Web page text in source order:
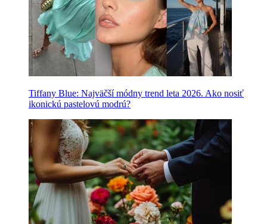
Tiffany Blue: Najväčší módny trend leta 2026. Ako nosiť
ikonickú pastelovú modrú?